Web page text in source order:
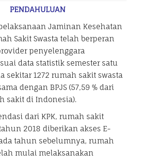
PENDAHULUAN
Jaminan Kesehatan
Sakit Swasta telah berperan
penyelenggara
data statistik semester satu
sekitar 1272 rumah sakit swasta
dengan BPJS (57,59 % dari
sakit di Indonesia).
dari KPK, rumah sakit
2018 diberikan akses E-
tahun sebelumnya, rumah
mulai melaksanakan